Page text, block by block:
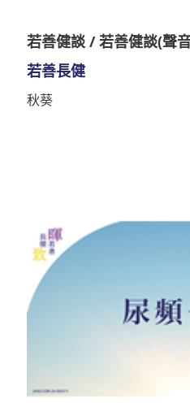
若善健談 / 若善健談(聲
若善長健
秋葵